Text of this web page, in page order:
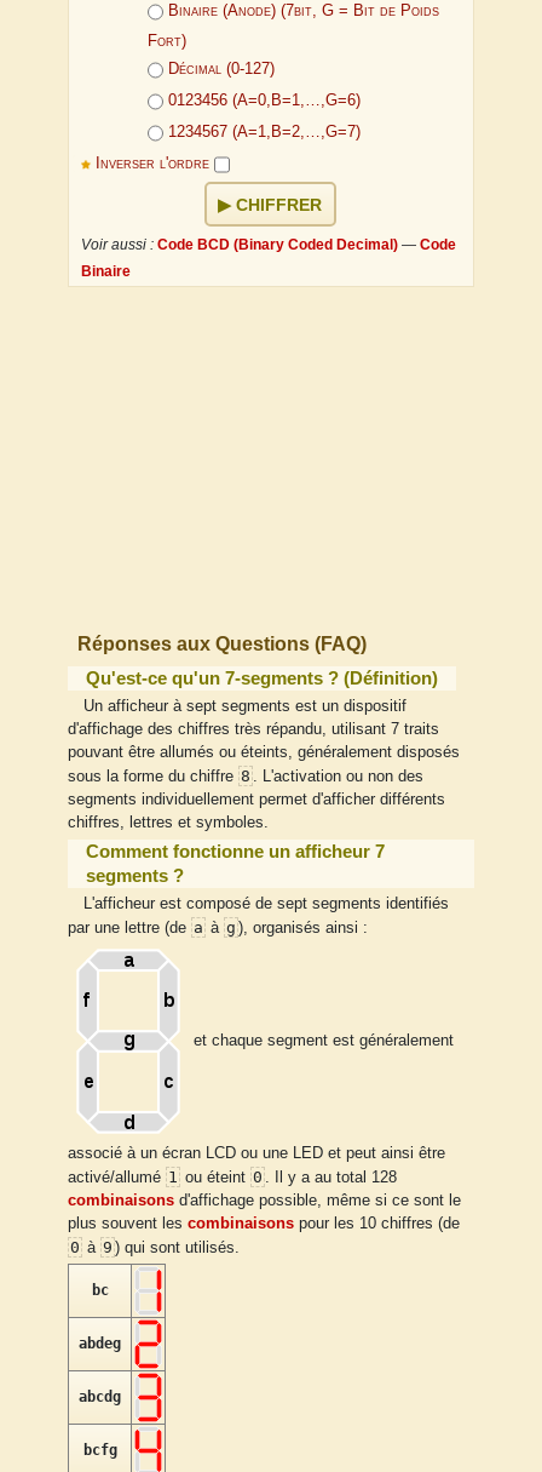
Binaire (Anode) (7bit, G = Bit de Poids
Fort)
Décimal (0-127)
0123456 (A=0,B=1,…,G=6)
1234567 (A=1,B=2,…,G=7)
Inverser l'ordre
CHIFFRER
Voir aussi : Code BCD (Binary Coded Decimal) —Code
Binaire
Réponses aux Questions (FAQ)
Qu'est-ce qu'un 7-segments ? (Définition)
Un afficheur à sept segments est un dispositif
d'affichage des chiffres très répandu, utilisant 7 traits
pouvant être allumés ou éteints, généralement disposés
sous la forme du chiffre 8 . L'activation ou non des
segments individuellement permet d'afficher différents
chiffres, lettres et symboles.
Comment fonctionne un afficheur 7
segments ?
L'afficheur est composé de sept segments identifiés
par une lettre (de a à g ), organisés ainsi :
et chaque segment est généralement
associé à un écran LCD ou une LED et peut ainsi être
activé/allumé 1 ou éteint 0
. Il y a au total 128
combinaisons d'affichage possible, même si ce sont le
plus souvent les combinaisons pour les 10 chiffres (de
0 à 9 ) qui sont utilisés.
bc
abdeg
abcdg
bcfg